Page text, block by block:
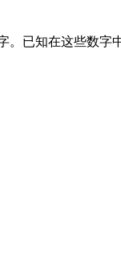
已知在这些数